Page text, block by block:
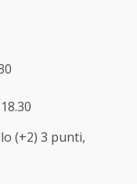
(+2) 3 punti,